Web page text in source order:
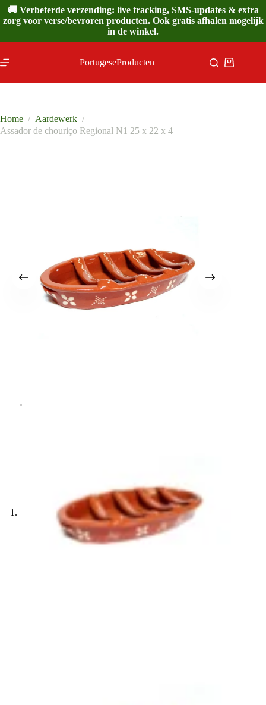
Ga
naar
de
🚚 Verbeterde verzending: live tracking, SMS-updates & extra
zorg voor verse/bevroren producten. Ook gratis afhalen mogelijk
in de winkel.
PortugeseProducten
Home / Aardewerk /
Assador de chouriço Regional N1 25 x 22 x 4